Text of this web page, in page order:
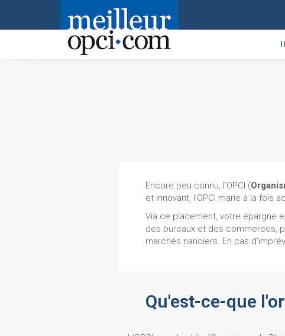
Accueil>OPCI
Encore peu connu, l’OPCI (
et innovant, l’OPCI marie à la fois
Via ce placement, votre épargne
des bureaux et des commerces,
marchés nanciers. En cas
Qu'est-ce-que